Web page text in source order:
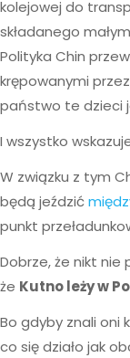
kolejowej do
składanego
Polityka Chin
krępowanymi
państwo te dzieci
I wszystko
W związku z tym
będą jeździć
punkt
Dobrze, że nikt nie
że Kutno leży w
Bo gdyby znali oni
co się działo jak